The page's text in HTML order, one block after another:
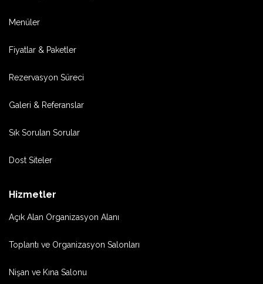
Menüler
Fiyatlar & Paketler
Rezervasyon Süreci
Galeri & Referanslar
Sık Sorulan Sorular
Dost Siteler
Hizmetler
Açık Alan Organizasyon Alanı
Toplantı ve Organizasyon Salonları
Nişan ve Kına Salonu